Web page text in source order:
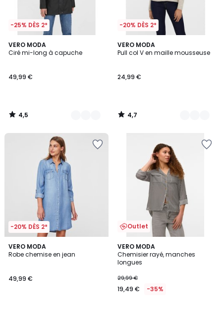
-25% DÈS 2*
VERO MODA
Ciré mi-long à capuche
49,99 €
4,5
/ 5
4
Couleurs
4,5
/
-20% DÈS 2*
VERO MODA
Pull col V en maille mousseuse
24,99 €
4,7
/ 5
4
Couleurs
4,7
/
-20% DÈS 2*
VERO MODA
Robe chemise en jean
49,99 €
4,5
/ 5
Outlet
VERO MODA
Chemisier rayé, manches
longues
29,99 €
19,49 € -35%